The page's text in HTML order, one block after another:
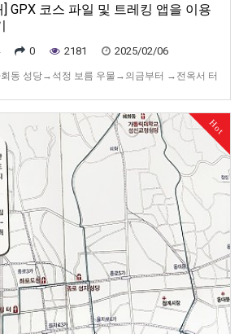
GPX 코스 파일 및 트레킹 앱을 이용
0 2181 2025/02/06
회동 성당→석정 보름 우물→의금부터 →전옥서 터
→우포도청 터→전옥서 터→의금부 터→형조 터
터→석정 보름 우물→가회동 성당[서울 제2코스
Hot